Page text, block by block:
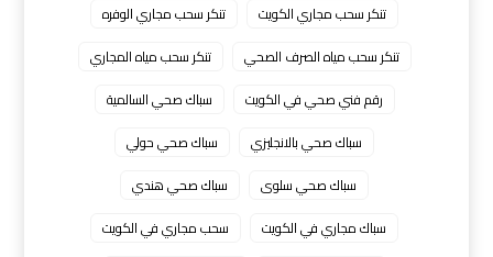
تنكر سحب مجاري الكويت
تنكر سحب مجاري الوفره
تنكر سحب مياه الصرف الصحي
تنكر سحب مياه المجاري
رقم فني صحي في الكويت
سباك صحي السالمية
سباك صحي بالانجليزي
سباك صحي حولي
سباك صحي سلوى
سباك صحي هندي
سباك مجاري في الكويت
سحب مجاري في الكويت